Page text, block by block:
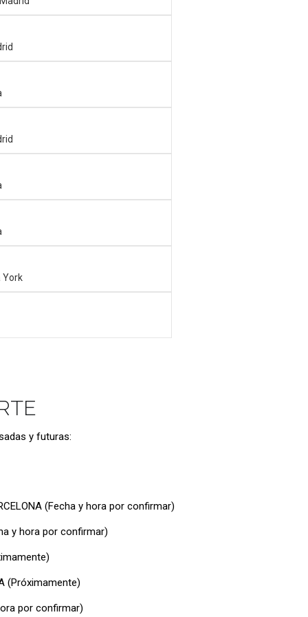
York
y futuras:
(Fecha y hora por confirmar)
y hora por confirmar)
(Próximamente)
por confirmar)